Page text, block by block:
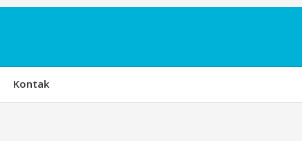
Kontak